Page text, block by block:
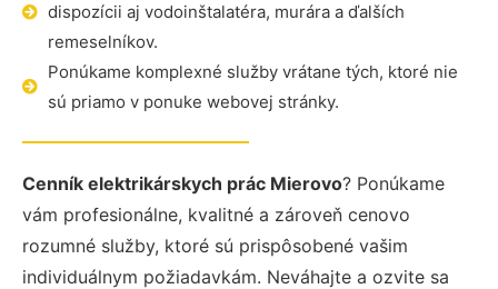
dispozícii aj vodoinštalatéra, murára a ďalších
remeselníkov.
Ponúkame komplexné služby vrátane tých, ktoré nie
sú priamo v ponuke webovej stránky.
Cenník elektrikárskych prác Mierovo? Ponúkame
vám profesionálne, kvalitné a zároveň cenovo
rozumné služby, ktoré sú prispôsobené vašim
individuálnym požiadavkám. Neváhajte a ozvite sa